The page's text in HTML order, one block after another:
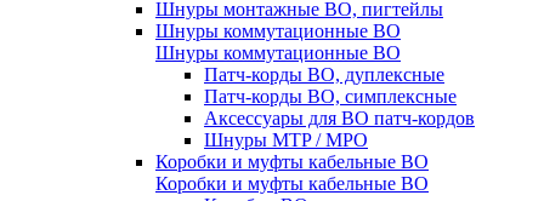
Шнуры монтажные ВО, пигтейлы
Шнуры коммутационные ВО
Шнуры коммутационные ВО
Патч-корды ВО, дуплексные
Патч-корды ВО, симплексные
Аксессуары для ВО патч-кордов
Шнуры MTP / MPO
Коробки и муфты кабельные ВО
Коробки и муфты кабельные ВО